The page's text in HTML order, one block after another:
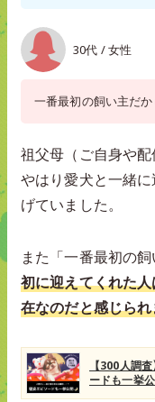
30代 / 女性
一番最初の飼い主だか
祖父母（ご自身や配
やはり愛犬と一緒
げていました。
また「一番最初の
初に迎えてくれた
在なのだと感じら
【300人調
ードも一挙公